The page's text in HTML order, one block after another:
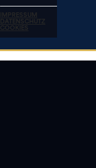
IMPRESSUM
DATENSCHUTZ
COOKIES